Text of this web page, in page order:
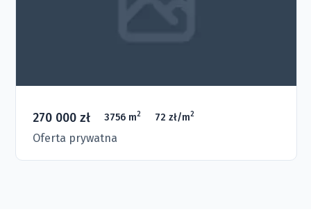
270 000 zł 3756 m2 72 zł/m2
Oferta prywatna